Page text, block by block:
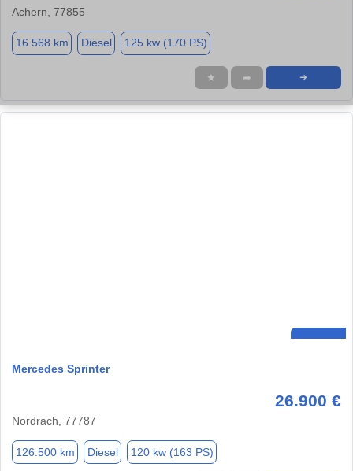
Achern, 77855
16.568 km Diesel 125 kw (170 PS)
★ ➦ ➜
Mercedes Sprinter
26.900 €
Nordrach, 77787
126.500 km Diesel 120 kw (163 PS)